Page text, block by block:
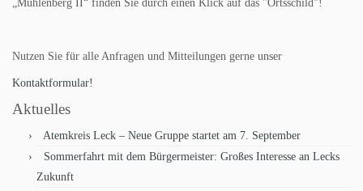
„Mühlenberg II“ finden Sie durch einen Klick auf das "Ortsschild"!
Nutzen Sie für alle Anfragen und Mitteilungen gerne unser
Kontaktformular!
Aktuelles
Atemkreis Leck – Neue Gruppe startet am 7. September
Sommerfahrt mit dem Bürgermeister: Großes Interesse an Lecks
Zukunft